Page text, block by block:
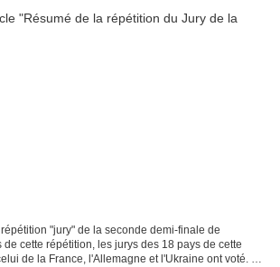
"jury" de la seconde demi-finale de
cette répétition, les jurys des 18 pays de cette
de la France, l'Allemagne et l'Ukraine ont voté. De